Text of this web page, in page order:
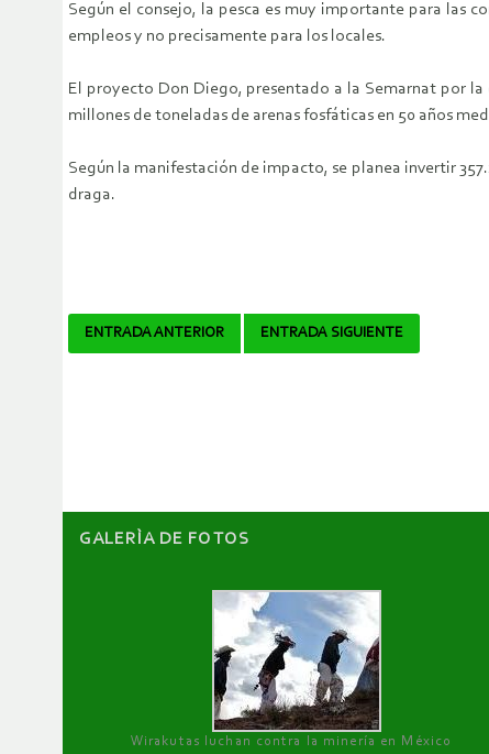
Según el consejo, la pesca es muy importante para las
empleos y no precisamente para los locales.
El proyecto Don Diego, presentado a la Semarnat por la
millones de toneladas de arenas fosfáticas en 50 años
Según la manifestación de impacto, se planea invertir
draga.
Navegador
ENTRADA ANTERIOR ENTRADA SIGUIENTE
GALERÌA DE FOTOS
Wirakutas luchan contra la minería en México